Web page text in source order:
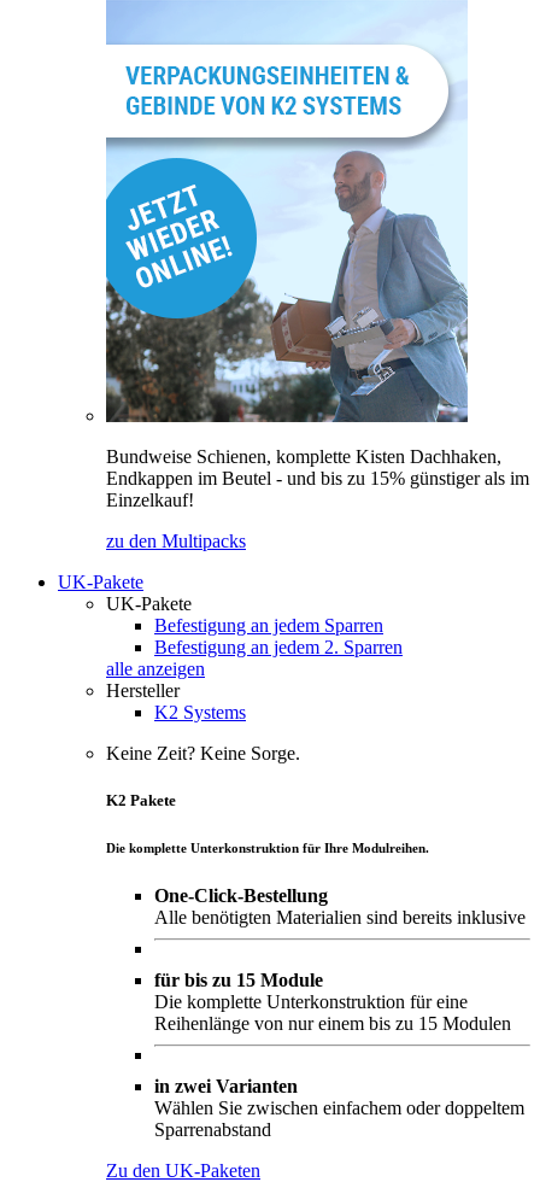
Bundweise Schienen, komplette Kisten Dachhaken,
Endkappen im Beutel - und bis zu 15% günstiger als im
Einzelkauf!
zu den Multipacks
UK-Pakete
UK-Pakete
Befestigung an jedem Sparren
Befestigung an jedem 2. Sparren
alle anzeigen
Hersteller
K2 Systems
Keine Zeit? Keine Sorge.
K2 Pakete
Die komplette Unterkonstruktion für Ihre Modulreihen.
One-Click-Bestellung
Alle benötigten Materialien sind bereits inklusive
für bis zu 15 Module
Die komplette Unterkonstruktion für eine
Reihenlänge von nur einem bis zu 15 Modulen
in zwei Varianten
Wählen Sie zwischen einfachem oder doppeltem
Sparrenabstand
Zu den UK-Paketen